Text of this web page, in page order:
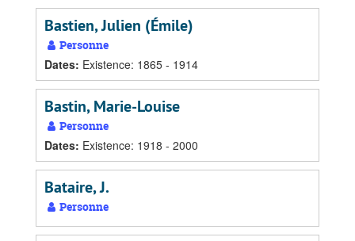
Bastien, Julien (Émile)
Personne
Dates: Existence: 1865 - 1914
Bastin, Marie-Louise
Personne
Dates: Existence: 1918 - 2000
Bataire, J.
Personne